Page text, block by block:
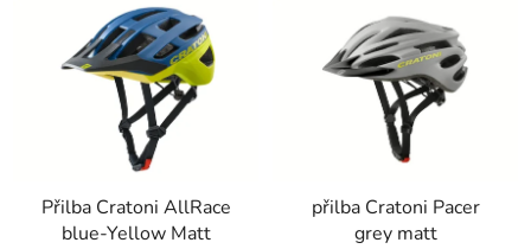
Přilba Cratoni AllRace
blue-Yellow Matt
přilba Cratoni Pacer
grey matt